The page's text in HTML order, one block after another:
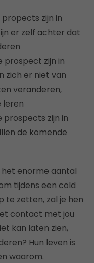
zijn in
er zelf achter dat
prospect zijn in
zich er niet van
veranderen,
leren
prospects zijn in
de komende
enorme aantal
tijdens een cold
te zetten, zal je hen
contact met jou
kan laten zien,
Hun leven is
waarom.